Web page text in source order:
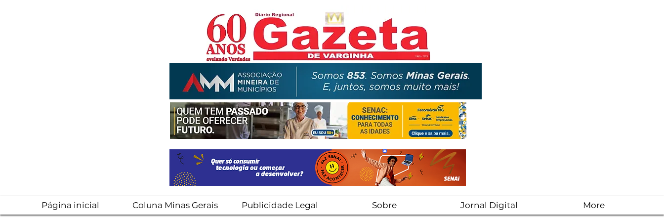
Página inicial Coluna Minas Gerais Publicidade Legal Sobre Jornal Digital More